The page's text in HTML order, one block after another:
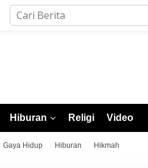
Hiburan Religi Video
Gaya Hidup Hiburan Hikmah